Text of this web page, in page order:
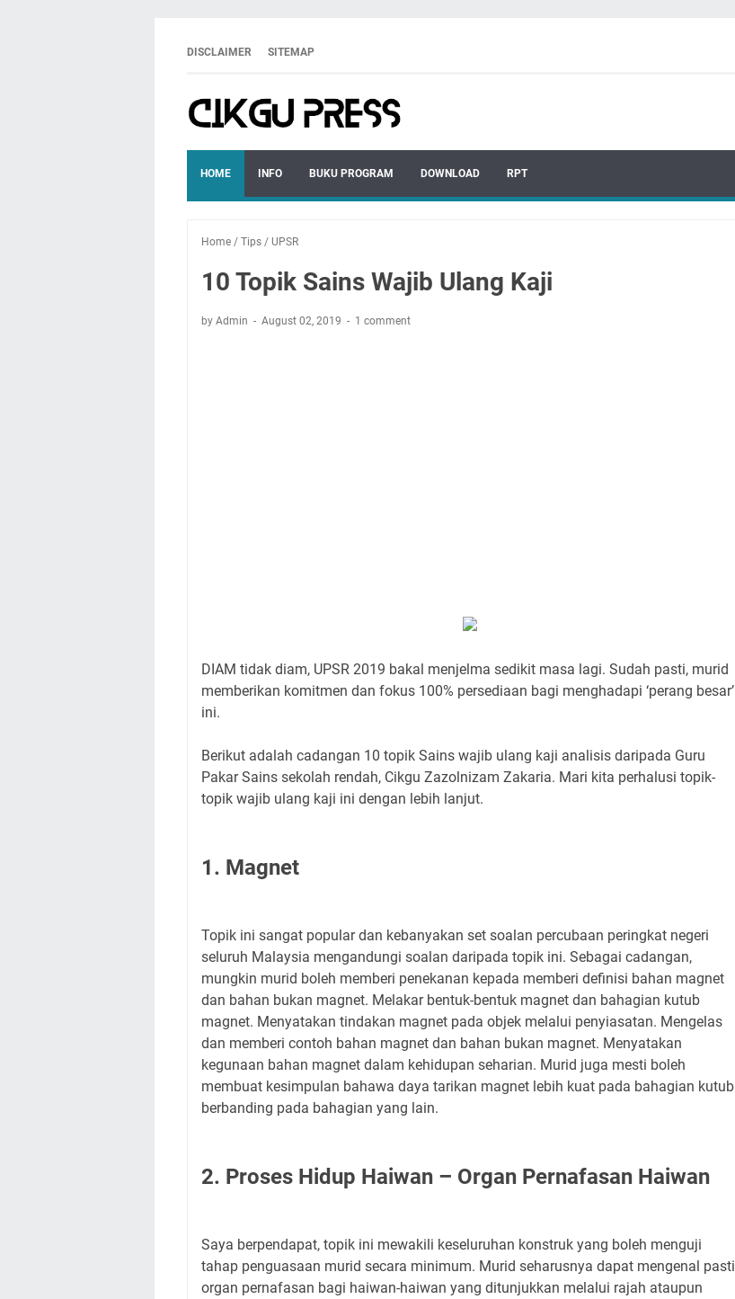
DISCLAIMER SITEMAP
HOME INFO BUKU PROGRAM DOWNLOAD RPT
Home / Tips / UPSR
10 Topik Sains Wajib Ulang Kaji
by Admin August 02, 2019 1 comment
DIAM tidak diam, UPSR 2019 bakal menjelma sedikit masa lagi. Sudah pasti, murid
memberikan komitmen dan fokus 100% persediaan bagi menghadapi ‘perang besar’
ini.
Berikut adalah cadangan 10 topik Sains wajib ulang kaji analisis daripada Guru
Pakar Sains sekolah rendah, Cikgu Zazolnizam Zakaria. Mari kita perhalusi topik-
topik wajib ulang kaji ini dengan lebih lanjut.
1. Magnet
Topik ini sangat popular dan kebanyakan set soalan percubaan peringkat negeri
seluruh Malaysia mengandungi soalan daripada topik ini. Sebagai cadangan,
mungkin murid boleh memberi penekanan kepada memberi definisi bahan magnet
dan bahan bukan magnet. Melakar bentuk-bentuk magnet dan bahagian kutub
magnet. Menyatakan tindakan magnet pada objek melalui penyiasatan. Mengelas
dan memberi contoh bahan magnet dan bahan bukan magnet. Menyatakan
kegunaan bahan magnet dalam kehidupan seharian. Murid juga mesti boleh
membuat kesimpulan bahawa daya tarikan magnet lebih kuat pada bahagian kutub
berbanding pada bahagian yang lain.
2. Proses Hidup Haiwan – Organ Pernafasan Haiwan
Saya berpendapat, topik ini mewakili keseluruhan konstruk yang boleh menguji
tahap penguasaan murid secara minimum. Murid seharusnya dapat mengenal pasti
organ pernafasan bagi haiwan-haiwan yang ditunjukkan melalui rajah ataupun